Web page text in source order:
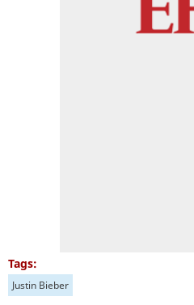
Tags:
Justin Bieber